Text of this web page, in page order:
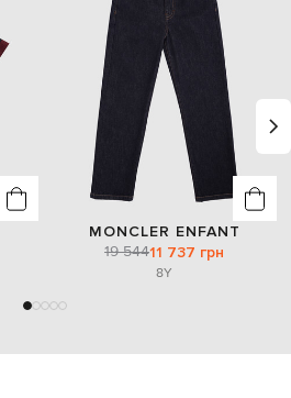
MONCLER ENFANT
19 54411 737 грн
8Y